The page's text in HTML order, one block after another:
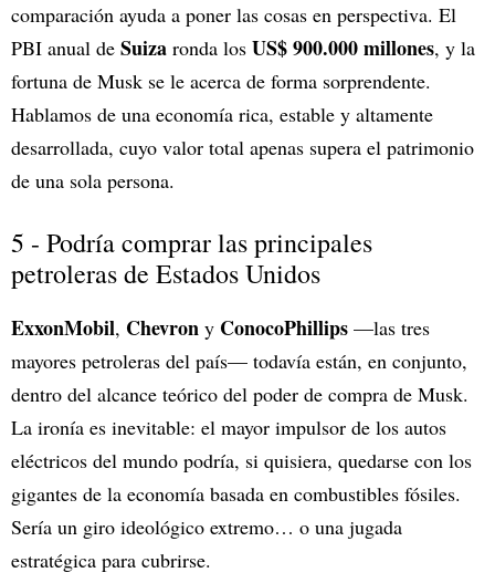
comparación ayuda a poner las cosas en perspectiva. El
PBI anual de Suiza ronda los US$ 900.000 millones, y la
fortuna de Musk se le acerca de forma sorprendente.
Hablamos de una economía rica, estable y altamente
desarrollada, cuyo valor total apenas supera el patrimonio
de una sola persona.
5 - Podría comprar las principales
petroleras de Estados Unidos
ExxonMobil, Chevron y ConocoPhillips —las tres
mayores petroleras del país— todavía están, en conjunto,
dentro del alcance teórico del poder de compra de Musk.
La ironía es inevitable: el mayor impulsor de los autos
eléctricos del mundo podría, si quisiera, quedarse con los
gigantes de la economía basada en combustibles fósiles.
Sería un giro ideológico extremo… o una jugada
estratégica para cubrirse.